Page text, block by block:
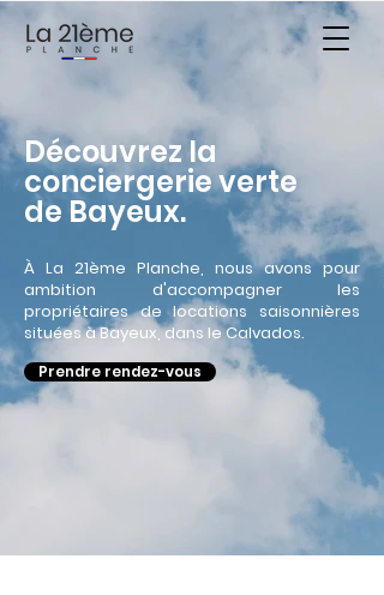
Découvrez la
conciergerie verte
de Bayeux.
À La 21ème Planche, nous avons pour
ambition d'accompagner les
propriétaires de locations saisonnières
situées à Bayeux, dans le Calvados.
Prendre rendez-vous